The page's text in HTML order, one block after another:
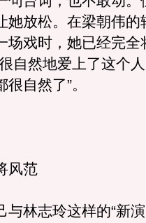
她放松。在梁朝伟的
场戏时，她已经完全
自然地爱上了这个
自然了”。
风范
林志玲这样的“新演